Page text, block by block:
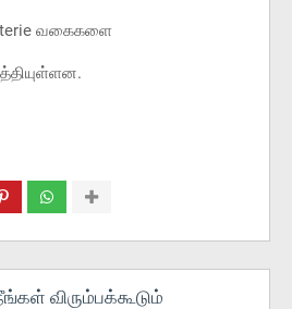
வகைகளை
விரும்பக்கூடும்